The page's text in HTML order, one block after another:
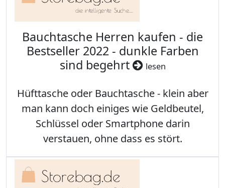
Bauchtasche Herren kaufen - die
Bestseller 2022 - dunkle Farben
sind begehrt
lesen
Hüfttasche oder Bauchtasche - klein aber
man kann doch einiges wie Geldbeutel,
Schlüssel oder Smartphone darin
verstauen, ohne dass es stört.